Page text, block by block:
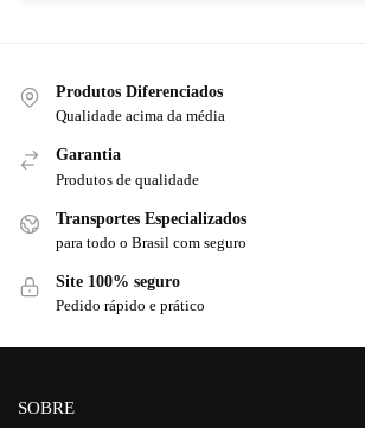
Produtos Diferenciados
Qualidade acima da média
Garantia
Produtos de qualidade
Transportes Especializados
para todo o Brasil com seguro
Site 100% seguro
Pedido rápido e prático
SOBRE